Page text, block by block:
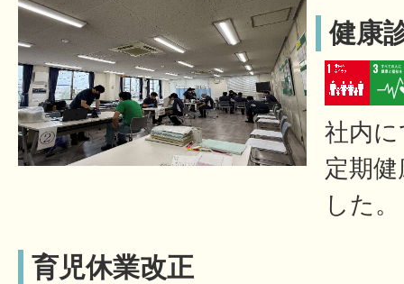
健康
社内
定期
した。
育児休業改正